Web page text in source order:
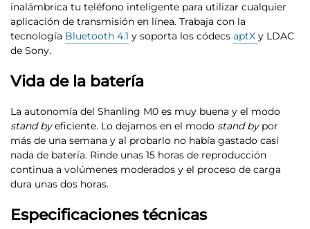
inalámbrica tu teléfono inteligente para utilizar cualquier
aplicación de transmisión en línea. Trabaja con la
tecnología Bluetooth 4.1 y soporta los códecs aptX y LDAC
de Sony.
Vida de la batería
La autonomía del Shanling M0 es muy buena y el modo
stand byeficiente. Lo dejamos en el modo stand bypor
más de una semana y al probarlo no había gastado casi
nada de batería. Rinde unas 15 horas de reproducción
continua a volúmenes moderados y el proceso de carga
dura unas dos horas.
Especificaciones técnicas